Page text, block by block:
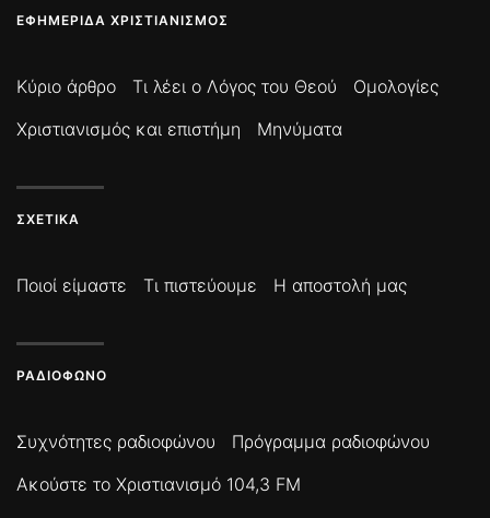
ΕΦΗΜΕΡΊΔΑ ΧΡΙΣΤΙΑΝΙΣΜΌΣ
Κύριο άρθρο Τι λέει ο Λόγος του Θεού
Ομολογίες
Χριστιανισμός και επιστήμη
Μηνύματα
ΣΧΕΤΙΚΆ
Ποιοί είμαστε Τι πιστεύουμε Η αποστολή μας
ΡΑΔΙΌΦΩΝΟ
Συχνότητες ραδιοφώνου
Πρόγραμμα ραδιοφώνου
Ακούστε το Χριστιανισμό 104,3 FM